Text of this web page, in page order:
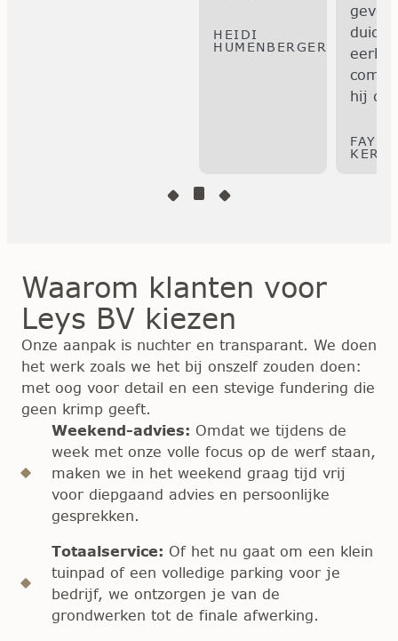
HEIDI
HUMENBERGER
hij
FAY
Waarom klanten voor
Leys BV kiezen
Onze aanpak is nuchter en transparant. We doen
het werk zoals we het bij onszelf zouden doen:
met oog voor detail en een stevige fundering die
geen krimp geeft.
Weekend-advies: Omdat we tijdens de
week met onze volle focus op de werf staan,
maken we in het weekend graag tijd vrij
voor diepgaand advies en persoonlijke
gesprekken.
Totaalservice: Of het nu gaat om een klein
tuinpad of een volledige parking voor je
bedrijf, we ontzorgen je van de
grondwerken tot de finale afwerking.